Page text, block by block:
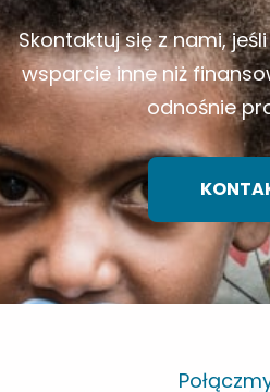
Skontaktuj się z nami,
wsparcie inne niż
odnośnie